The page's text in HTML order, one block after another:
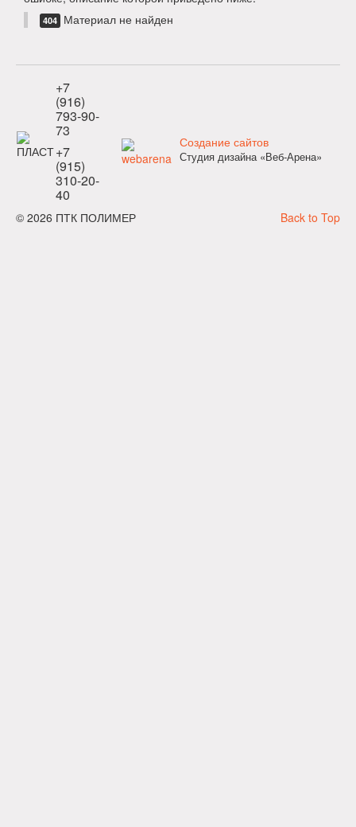
404 Материал не найден
+7
(916)
793-90-
73
+7
(915)
310-20-
40
Создание сайтов
Студия дизайна «Веб-Арена»
Back to Top
© 2026 ПТК ПОЛИМЕР